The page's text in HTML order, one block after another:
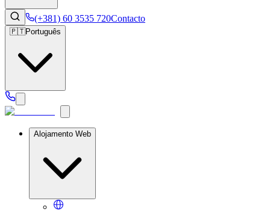
(+381) 60 3535 720Contacto
🇵🇹Português
Alojamento Web